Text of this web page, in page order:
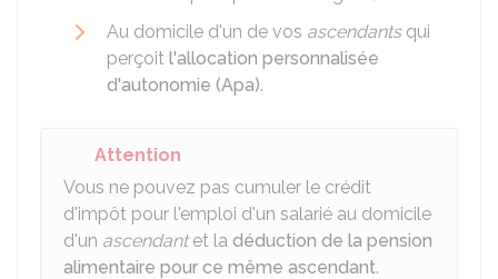
Au domicile d'un de vos ascendantsqui
perçoit l'allocation personnalisée
d'autonomie (Apa).
Attention
Vous ne pouvez pas cumuler le crédit
d'impôt pour l'emploi d'un salarié au domicile
d'un ascendantet la déduction de la pension
alimentaire pour ce même ascendant.